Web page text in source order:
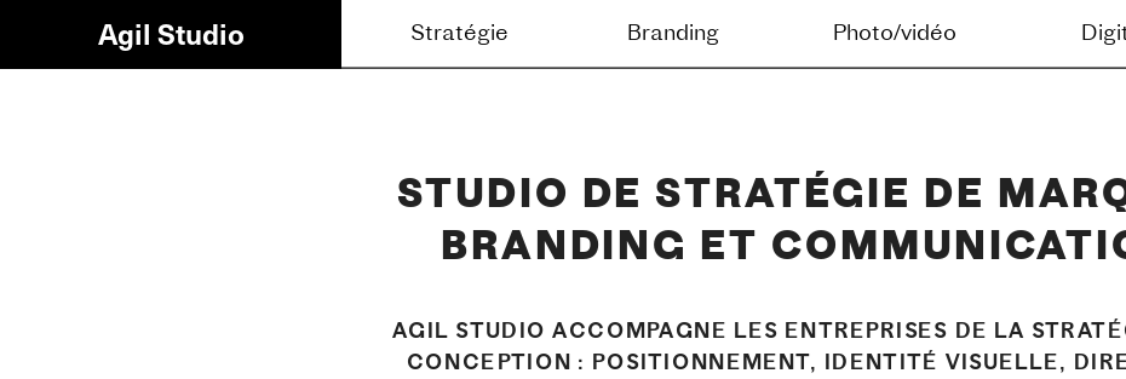
Digital
Photo/vidéo
Branding
Agil Studio
STUDIO DE STRATÉGIE DE
BRANDING ET
AGIL STUDIO ACCOMPAGNE LES ENTREPRISES DE LA
CONCEPTION : POSITIONNEMENT, IDENTITÉ VISUELLE,